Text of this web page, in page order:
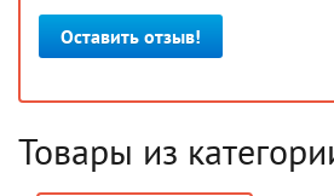
Оставить отзыв!
Товары из